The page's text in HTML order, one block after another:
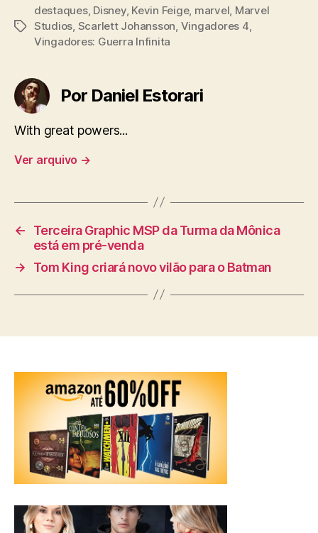
Tags
destaques, Disney, Kevin Feige, marvel Marvel
Studios Scarlett Johansson Vingadores 4
Vingadores: Guerra Infinita
Por Daniel Estorari
With great powers...
Ver arquivo →
←
Terceira Graphic MSP da Turma da Mônica
está em pré-venda
→
Tom King criará novo vilão para o Batman